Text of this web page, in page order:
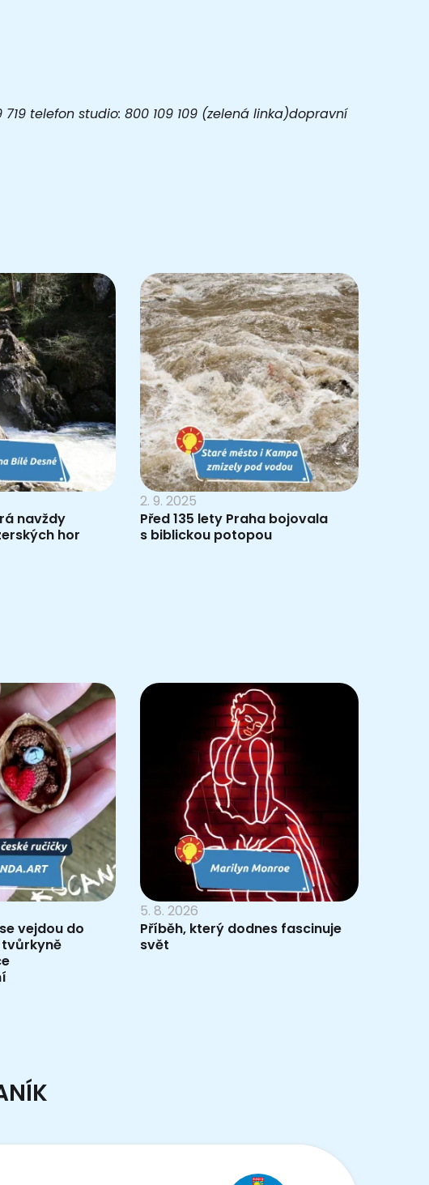
telefon studio: 800 109 109 (zelená linka)dopravní
navždy
hor
2. 9. 2025
Před 135 lety Praha bojovala
s biblickou potopou
vejdou do
tvůrkyně
5. 8. 2026
Příběh, který dodnes fascinuje
svět